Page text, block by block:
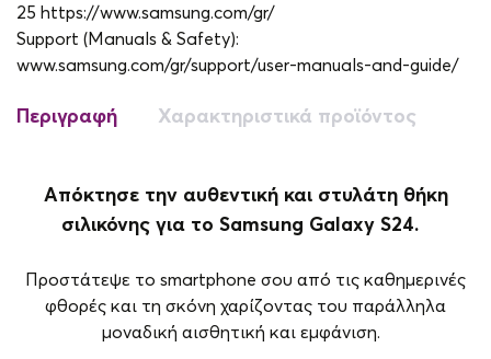
25 https://www.samsung.com/gr/
Support (Manuals & Safety):
www.samsung.com/gr/support/user-manuals-and-guide/
Περιγραφή Χαρακτηριστικά προϊόντος
Απόκτησε την αυθεντική και στυλάτη θήκη
σιλικόνης για το Samsung Galaxy S24.
Προστάτεψε το smartphone σου από τις καθημερινές
φθορές και τη σκόνη χαρίζοντας του παράλληλα
μοναδική αισθητική και εμφάνιση.